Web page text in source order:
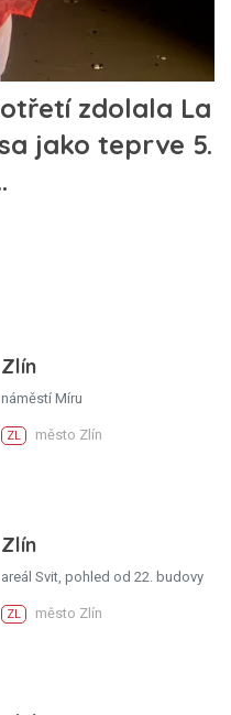
Zlín
náměstí Míru
ZL město Zlín
Zlín
areál Svit, pohled od 22. budovy
ZL město Zlín